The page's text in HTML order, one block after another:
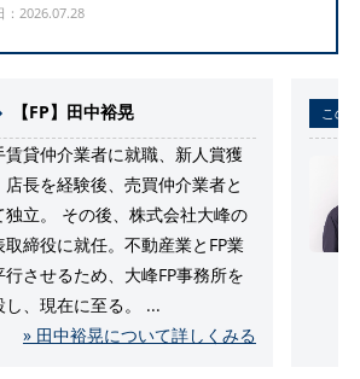
：2026.07.28
【FP】田中裕晃
賃貸仲介業者に就職、新人賞獲
店長を経験後、売買仲介業者と
独立。 その後、株式会社大峰の
取締役に就任。不動産業とFP業
行させるため、大峰FP事務所を
し、現在に至る。 ...
» 田中裕晃について詳しくみる
この